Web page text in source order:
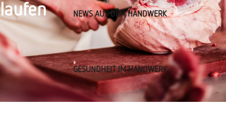
NEWS AUS DEM HANDWERK
GESUNDHEIT IM HANDWERK
laufen